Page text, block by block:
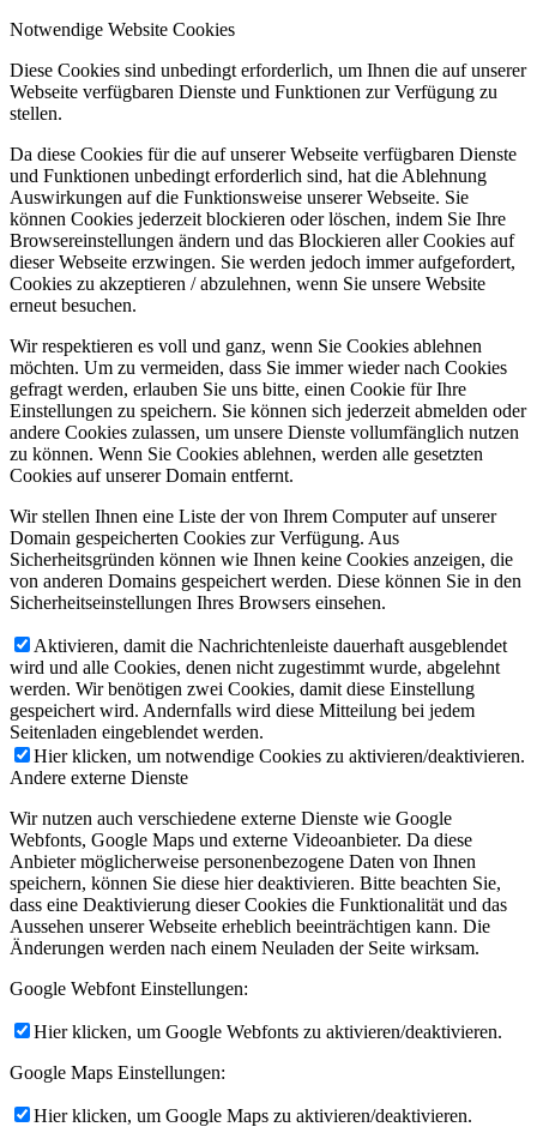
Notwendige Website Cookies
Diese Cookies sind unbedingt erforderlich, um Ihnen die auf unserer
Webseite verfügbaren Dienste und Funktionen zur Verfügung zu
stellen.
Da diese Cookies für die auf unserer Webseite verfügbaren Dienste
und Funktionen unbedingt erforderlich sind, hat die Ablehnung
Auswirkungen auf die Funktionsweise unserer Webseite. Sie
können Cookies jederzeit blockieren oder löschen, indem Sie Ihre
Browsereinstellungen ändern und das Blockieren aller Cookies auf
dieser Webseite erzwingen. Sie werden jedoch immer aufgefordert,
Cookies zu akzeptieren / abzulehnen, wenn Sie unsere Website
erneut besuchen.
Wir respektieren es voll und ganz, wenn Sie Cookies ablehnen
möchten. Um zu vermeiden, dass Sie immer wieder nach Cookies
gefragt werden, erlauben Sie uns bitte, einen Cookie für Ihre
Einstellungen zu speichern. Sie können sich jederzeit abmelden oder
andere Cookies zulassen, um unsere Dienste vollumfänglich nutzen
zu können. Wenn Sie Cookies ablehnen, werden alle gesetzten
Cookies auf unserer Domain entfernt.
Wir stellen Ihnen eine Liste der von Ihrem Computer auf unserer
Domain gespeicherten Cookies zur Verfügung. Aus
Sicherheitsgründen können wie Ihnen keine Cookies anzeigen, die
von anderen Domains gespeichert werden. Diese können Sie in den
Sicherheitseinstellungen Ihres Browsers einsehen.
Aktivieren, damit die Nachrichtenleiste dauerhaft ausgeblendet
wird und alle Cookies, denen nicht zugestimmt wurde, abgelehnt
werden. Wir benötigen zwei Cookies, damit diese Einstellung
gespeichert wird. Andernfalls wird diese Mitteilung bei jedem
Seitenladen eingeblendet werden.
Hier klicken, um notwendige Cookies zu aktivieren/deaktivieren.
Andere externe Dienste
Wir nutzen auch verschiedene externe Dienste wie Google
Webfonts, Google Maps und externe Videoanbieter. Da diese
Anbieter möglicherweise personenbezogene Daten von Ihnen
speichern, können Sie diese hier deaktivieren. Bitte beachten Sie,
dass eine Deaktivierung dieser Cookies die Funktionalität und das
Aussehen unserer Webseite erheblich beeinträchtigen kann. Die
Änderungen werden nach einem Neuladen der Seite wirksam.
Google Webfont Einstellungen:
Hier klicken, um Google Webfonts zu aktivieren/deaktivieren.
Google Maps Einstellungen:
Hier klicken, um Google Maps zu aktivieren/deaktivieren.